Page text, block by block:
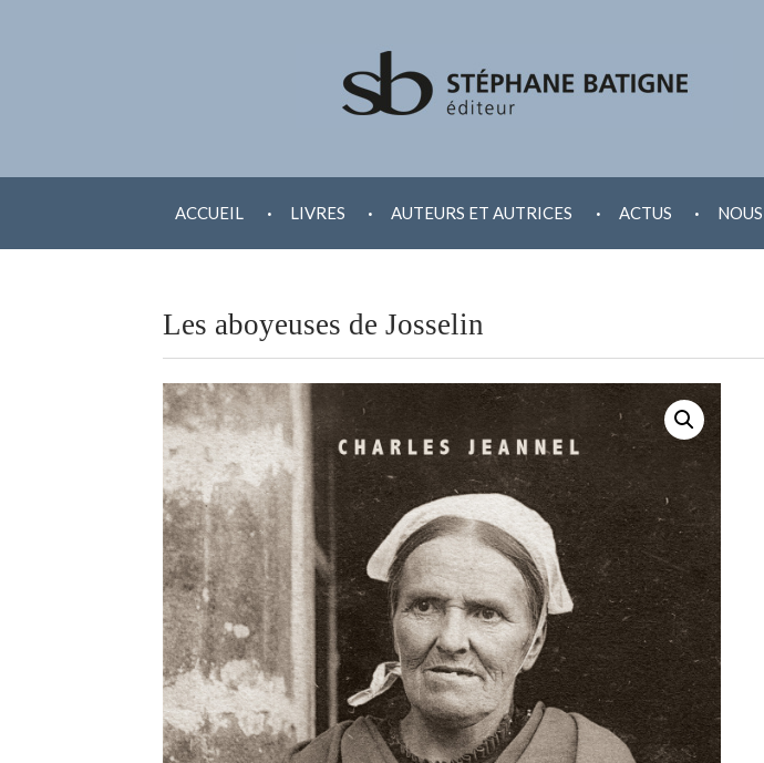
AU
ACCUEIL . LIVRES . AUTEURS ET AUTRICES . ACTUS . NOUS
Les aboyeuses de Josselin